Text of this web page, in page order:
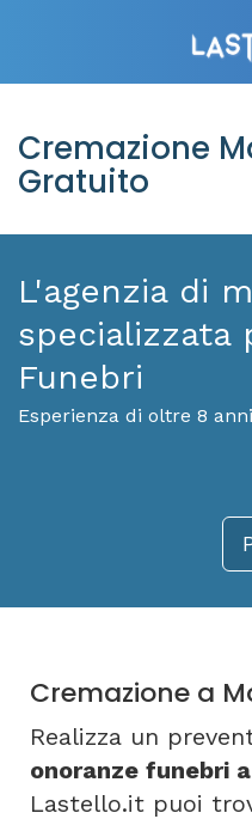
Cremazione
Gratuito
L'agenzia di
specializzata
Funebri
Esperienza di oltre 8 anni
Cremazione a
Realizza un
onoranze funebri
Lastello.it puoi